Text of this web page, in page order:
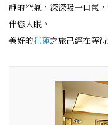
靜的空氣，深深吸一口氣
伴您入眠。
美好的花蓮之旅己經在等